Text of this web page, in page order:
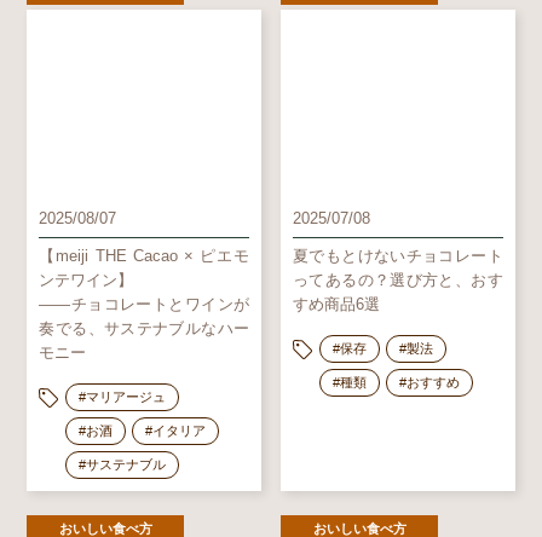
2025/08/07
【meiji THE Cacao × ピエモ
ンテワイン】
――チョコレートとワインが
奏でる、サステナブルなハー
モニー
#マリアージュ
#お酒 #イタリア
#サステナブル
2025/07/08
夏でもとけないチョコレート
ってあるの？選び方と、おす
すめ商品6選
#保存 #製法
#種類 #おすすめ
おいしい食べ方 おいしい食べ方